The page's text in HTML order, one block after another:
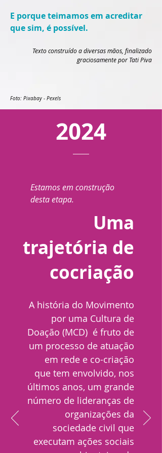
E porque teimamos em acreditar
que sim, é possível.
Texto construído a diversas mãos, finalizado
graciosamente por Tati Piva
Foto: Pixabay - Pexels
2024
Estamos em construção
desta etapa.
Uma
trajetória de
cocriação
A história do Movimento
por uma Cultura de
Doação (MCD) é fruto de
um processo de atuação
em rede e co-criação
que tem envolvido, nos
últimos anos, um grande
número de lideranças de
organizações da
sociedade civil que
executam ações sociais